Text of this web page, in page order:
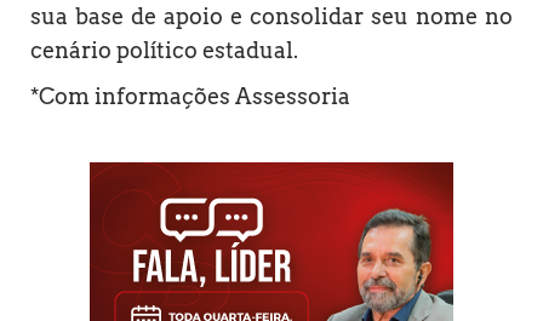
sua base de apoio e consolidar seu nome no
cenário político estadual.
*Com informações Assessoria